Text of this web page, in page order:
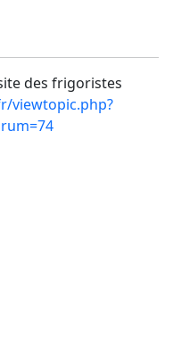
des frigoristes
viewtopic.php?